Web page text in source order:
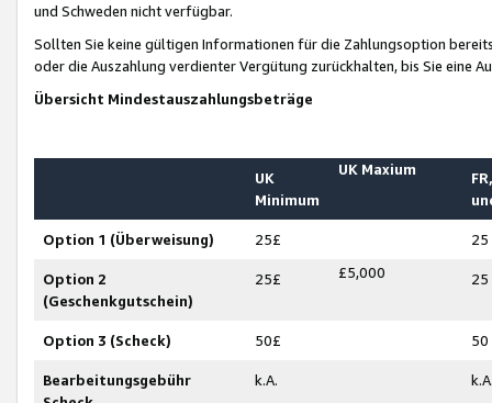
und Schweden nicht verfügbar.
Sollten Sie keine gültigen Informationen für die Zahlungsoption
oder die Auszahlung verdienter Vergütung zurückhalten, bis Sie
Übersicht Mindestauszahlungsbeträge
UK
Minimum
UK Maxium
Option 1 (Überweisung) 25£ 25
Option 2
(Geschenkgutschein)
25£ £5,000 25
Option 3 (Scheck) 50£ 50
Bearbeitungsgebühr
k.A.